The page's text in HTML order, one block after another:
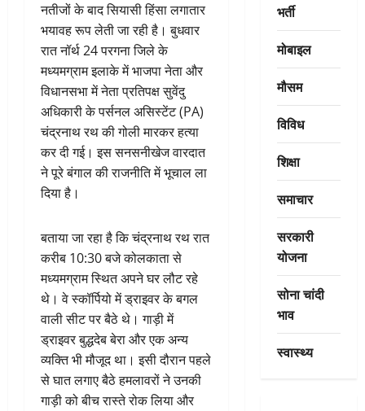
नतीजों के बाद सियासी हिंसा लगातार
भयावह रूप लेती जा रही है। बुधवार
रात नॉर्थ 24 परगना जिले के
मध्यमग्राम इलाके में भाजपा नेता और
विधानसभा में नेता प्रतिपक्ष सुवेंदु
अधिकारी के पर्सनल असिस्टेंट (PA)
चंद्रनाथ रथ की गोली मारकर हत्या
कर दी गई। इस सनसनीखेज वारदात
ने पूरे बंगाल की राजनीति में भूचाल ला
दिया है।
बताया जा रहा है कि चंद्रनाथ रथ रात
करीब 10:30 बजे कोलकाता से
मध्यमग्राम स्थित अपने घर लौट रहे
थे। वे स्कॉर्पियो में ड्राइवर के बगल
वाली सीट पर बैठे थे। गाड़ी में
ड्राइवर बुद्धदेब बेरा और एक अन्य
व्यक्ति भी मौजूद था। इसी दौरान पहले
से घात लगाए बैठे हमलावरों ने उनकी
गाड़ी को बीच रास्ते रोक लिया और
भर्ती
मोबाइल
मौसम
विविध
शिक्षा
समाचार
सरकारी
योजना
सोना चांदी
भाव
स्वास्थ्य